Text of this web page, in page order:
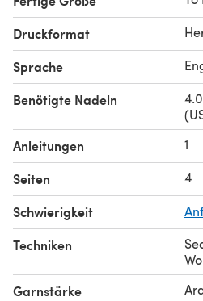
Druckformat
Sprache
Benötigte Nadeln
Anleitungen 1
Seiten 4
Schwierigkeit
Techniken
Garnstärke